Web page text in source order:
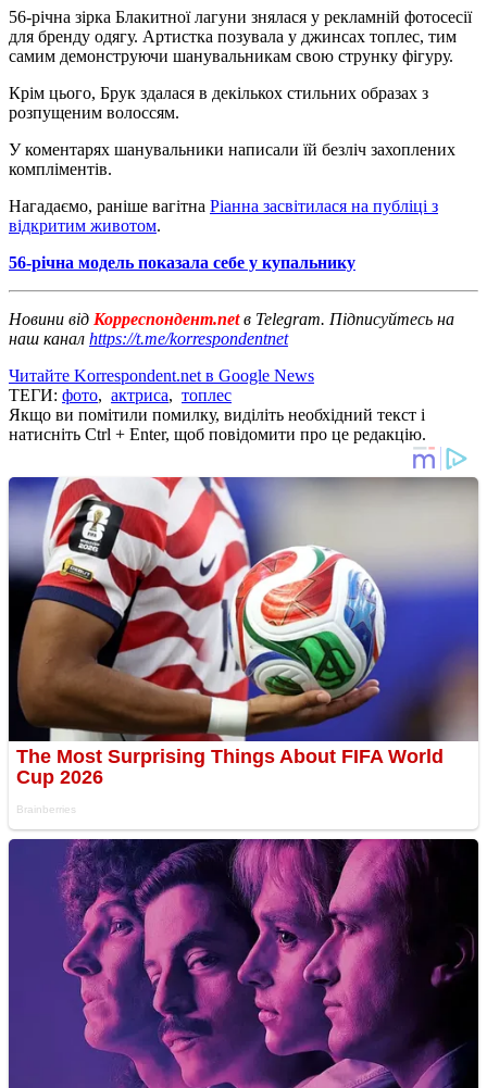
56-річна зірка Блакитної лагуни знялася у рекламній фотосесії
для бренду одягу. Артистка позувала у джинсах топлес, тим
самим демонструючи шанувальникам свою струнку фігуру.
Крім цього, Брук здалася в декількох стильних образах з
розпущеним волоссям.
У коментарях шанувальники написали їй безліч захоплених
компліментів.
Нагадаємо, раніше вагітна Ріанна засвітилася на публіці з
відкритим животом.
56-річна модель показала себе у купальнику
Новини від Корреспондент.netв Telegram. Підписуйтесь на
наш канал https://t.me/korrespondentnet
Читайте Korrespondent.net в Google News
ТЕГИ: фото, актриса, топлес
Якщо ви помітили помилку, виділіть необхідний текст і
натисніть Ctrl + Enter, щоб повідомити про це редакцію.